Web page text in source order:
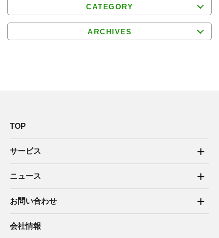
CATEGORY
ARCHIVES
TOP
サービス
ご家庭向け電力サービス
法人向け脱炭素サービス
住宅用太陽光売電 卒FIT
ニュース
2025年
2024年
お問い合わせ
ご家庭向け電力サービス・卒FIT電気の売電
会社情報